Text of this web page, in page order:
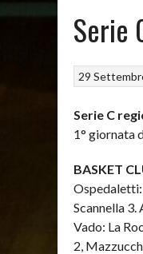
Serie
29
Serie C
1° giornata
BASKET
Ospedaletti:
Scannella 3.
Vado: La
2,